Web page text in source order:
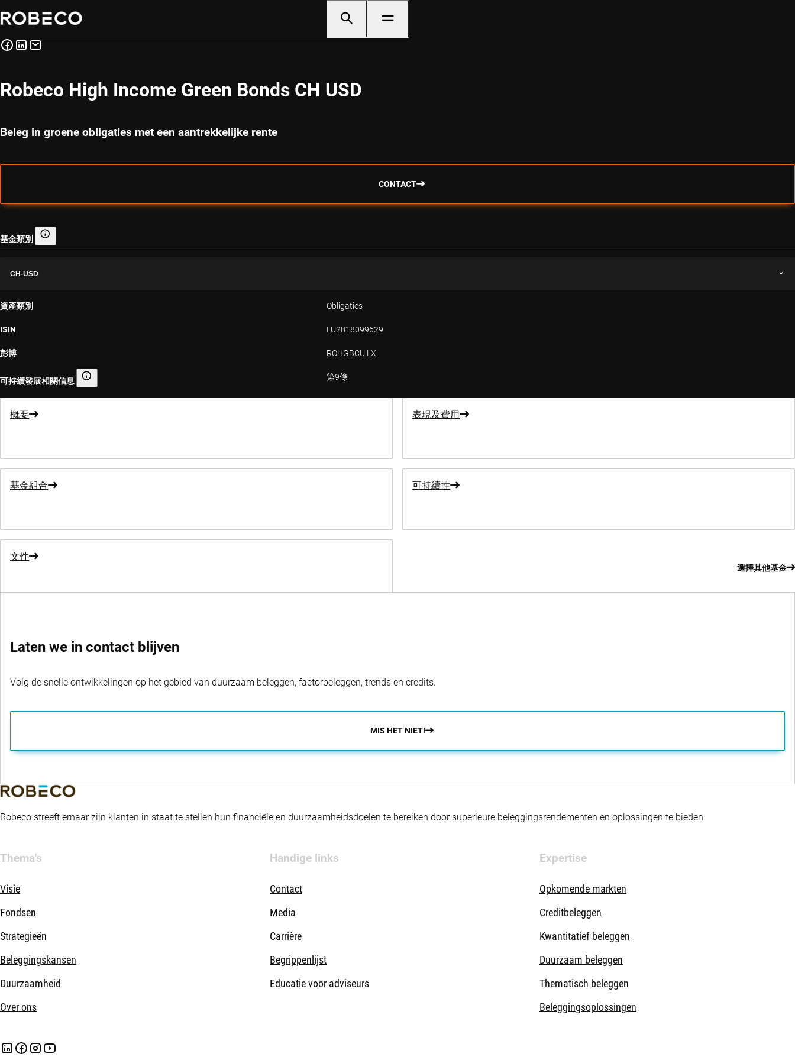
Robeco High Income Green Bonds CH USD
Beleg in groene obligaties met een aantrekkelijke rente
CONTACT
基金類別 基金類別
CH-USD
資產類別 Obligaties
ISIN LU2818099629
彭博 ROHGBCU LX
可持續發展相關信息 可持續發展相關信息
第9條
概要 表現及費用
基金組合 可持續性
文件
選擇其他基金
Laten we in contact blijven
Volg de snelle ontwikkelingen op het gebied van duurzaam beleggen, factorbeleggen, trends en credits.
MIS HET NIET!
Robeco streeft ernaar zijn klanten in staat te stellen hun financiële en duurzaamheidsdoelen te bereiken door superieure beleggingsrendementen en oplossingen te bieden.
Thema's
Visie
Fondsen
Strategieën
Beleggingskansen
Duurzaamheid
Over ons
Handige links
Contact
Media
Carrière
Begrippenlijst
Educatie voor adviseurs
Expertise
Opkomende markten
Creditbeleggen
Kwantitatief beleggen
Duurzaam beleggen
Thematisch beleggen
Beleggingsoplossingen